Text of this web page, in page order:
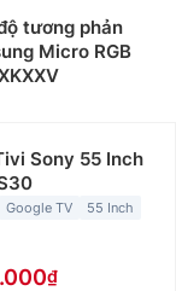
độ phân giải
trội và màu
màu sắc chính
Sound
nhiều ứng
tương phản
Micro RGB
Sony 55 Inch
Google TV 55 Inch